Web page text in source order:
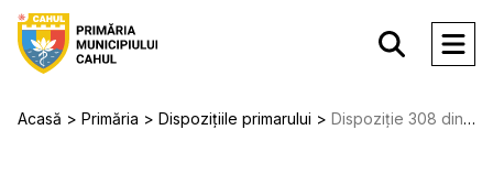
Acasă Primăria Dispozițiile primarului Dispoziție 308 din 14.07.2021. Cu privire la scoaterea de la evidenţă a copiilor aflaţi în situaţie de risc